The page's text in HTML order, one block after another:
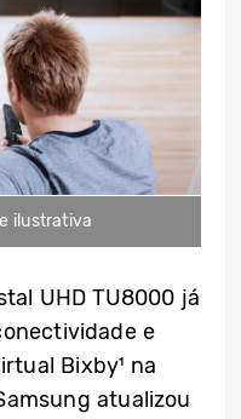
ilustrativa
UHD TU8000 já
e
Bixby¹ na
atualizou